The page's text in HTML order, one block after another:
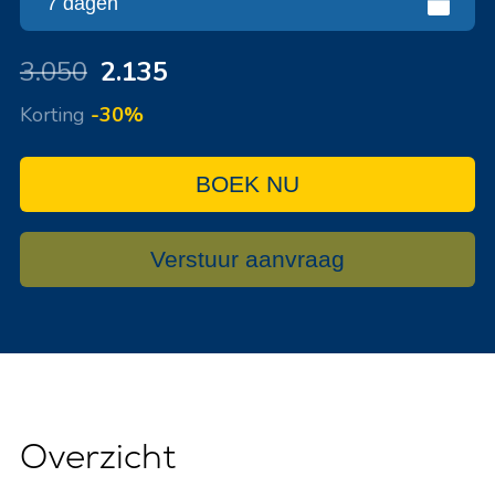
3.050 2.135
Korting -30%
BOEK NU
Verstuur aanvraag
Overzicht